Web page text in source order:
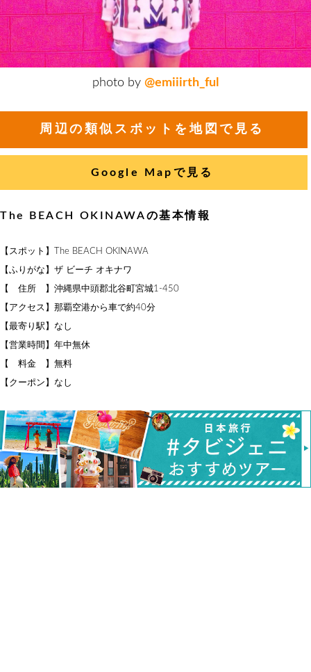
photo by @emiiirth_ful
周辺の類似スポットを地図で見る
Google Mapで見る
The BEACH OKINAWAの基本情報
【スポット】The BEACH OKINAWA
【ふりがな】ザ ビーチ オキナワ
【 住所 】沖縄県中頭郡北谷町宮城1-450
【アクセス】那覇空港から車で約40分
【最寄り駅】なし
【営業時間】年中無休
【 料金 】無料
【クーポン】なし